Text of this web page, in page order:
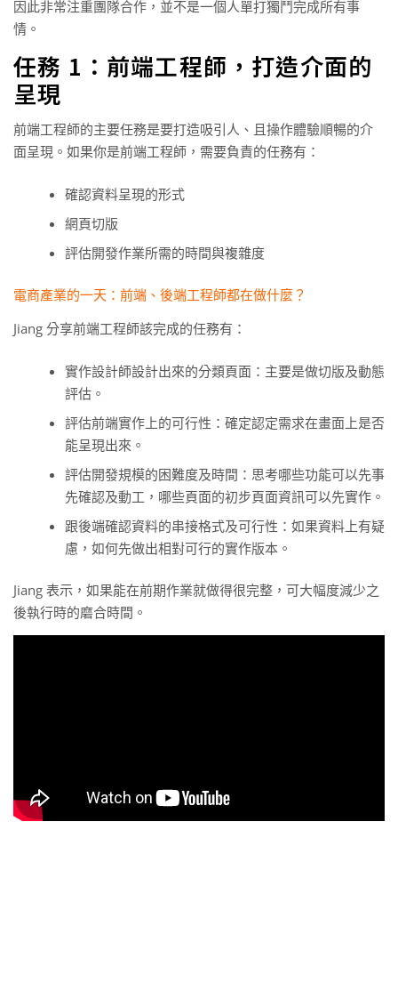
因此非常注重團隊合作，並不是一個人單打獨鬥完成所有事
情。
任務 1：前端工程師，打造介面的
呈現
前端工程師的主要任務是要打造吸引人、且操作體驗順暢的介
面呈現。如果你是前端工程師，需要負責的任務有：
確認資料呈現的形式
網頁切版
評估開發作業所需的時間與複雜度
電商產業的一天：前端、後端工程師都在做什麼？
Jiang 分享前端工程師該完成的任務有：
實作設計師設計出來的分類頁面：主要是做切版及動態
評估。
評估前端實作上的可行性：確定認定需求在畫面上是否
能呈現出來。
評估開發規模的困難度及時間：思考哪些功能可以先事
先確認及動工，哪些頁面的初步頁面資訊可以先實作。
跟後端確認資料的串接格式及可行性：如果資料上有疑
慮，如何先做出相對可行的實作版本。
Jiang 表示，如果能在前期作業就做得很完整，可大幅度減少之
後執行時的磨合時間。